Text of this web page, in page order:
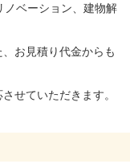
ノベーション、建物解
お見積り代金からも
せていただきます。